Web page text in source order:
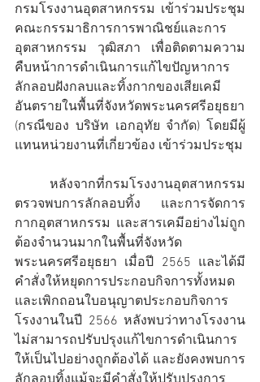
กรมโรงงานอุตสาหกรรม เข้าร่วมประชุม
คณะกรรมาธิการการพาณิชย์และการ
อุตสาหกรรม วุฒิสภา เพื่อติดตามความ
คืบหน้าการดำเนินการแก้ไขปัญหาการ
ลักลอบฝังกลบและทิ้งกากของเสียเคมี
อันตรายในพื้นที่จังหวัดพระนครศรีอยุธยา
(กรณีของ บริษัท เอกอุทัย จำกัด) โดยมีผู้
แทนหน่วยงานที่เกี่ยวข้อง เข้าร่วมประชุม
ตรวจพบการลักลอบทิ้ง และการจัดการ
กากอุตสาหกรรม และสารเคมีอย่างไม่ถูก
ต้องจำนวนมากในพื้นที่จังหวัด
พระนครศรีอยุธยา เมื่อปี 2565 และได้มี
คำสั่งให้หยุดการประกอบกิจการทั้งหมด
และเพิกถอนใบอนุญาตประกอบกิจการ
โรงงานในปี 2566 หลังพบว่าทางโรงงาน
ไม่สามารถปรับปรุงแก้ไขการดำเนินการ
ให้เป็นไปอย่างถูกต้องได้ และยังคงพบการ